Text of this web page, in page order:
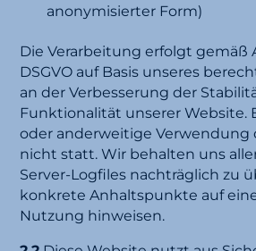
anonymisierter Form)
Die Verarbeitung erfolgt gemäß
DSGVO auf Basis unseres
an der Verbesserung der
Funktionalität unserer Website.
oder anderweitige Verwendung
nicht statt. Wir behalten uns
Server-Logfiles nachträglich zu
konkrete Anhaltspunkte auf
Nutzung hinweisen.